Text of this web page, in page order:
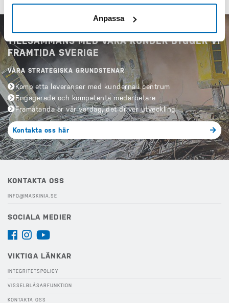
Anpassa
TILLSAMMANS MED VÅRA KUNDER BYGGER VI
FRAMTIDA SVERIGE
VÅRA STRATEGISKA GRUNDSTENAR
Kompletta leveranser med kunderna i centrum
Engagerade och kompetenta medarbetare
Framåtanda är vår vardag, det driver utveckling
Kontakta oss här
KONTAKTA OSS
INFO@MASKINIA.SE
SOCIALA MEDIER
VIKTIGA LÄNKAR
INTEGRITETSPOLICY
VISSELBLÅSARFUNKTION
KONTAKTA OSS